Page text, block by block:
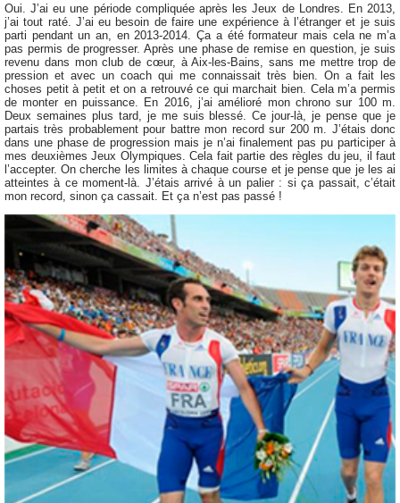
Oui. J’ai eu une période compliquée après les Jeux de Londres. En 2013,
j’ai tout raté. J’ai eu besoin de faire une expérience à l’étranger et je suis
parti pendant un an, en 2013-2014. Ça a été formateur mais cela ne m’a
pas permis de progresser. Après une phase de remise en question, je suis
revenu dans mon club de cœur, à Aix-les-Bains, sans me mettre trop de
pression et avec un coach qui me connaissait très bien. On a fait les
choses petit à petit et on a retrouvé ce qui marchait bien. Cela m’a permis
de monter en puissance. En 2016, j’ai amélioré mon chrono sur 100 m.
Deux semaines plus tard, je me suis blessé. Ce jour-là, je pense que je
partais très probablement pour battre mon record sur 200 m. J’étais donc
dans une phase de progression mais je n’ai finalement pas pu participer à
mes deuxièmes Jeux Olympiques. Cela fait partie des règles du jeu, il faut
l’accepter. On cherche les limites à chaque course et je pense que je les ai
atteintes à ce moment-là. J’étais arrivé à un palier : si ça passait, c’était
mon record, sinon ça cassait. Et ça n’est pas passé !